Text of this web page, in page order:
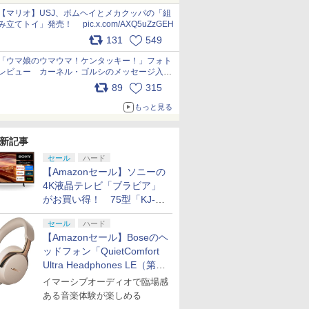
Kgl04hZaeg
マリオ】USJ、ボムヘイとメカクッパの「組
み立てトイ」発売！ pic.x.com/AXQ5uZzGEH
131 549
ウマ娘のウマウマ！ケンタッキー！」フォト
ビュー カーネル・ゴルシのメッセージ入り
ッケージや描き下ろしトレカなどが登場
89 315
もっと見る
記事
セール ハード
【Amazonセール】ソニーの
4K液晶テレビ「ブラビア」
がお買い得！ 75型「KJ-
75X75WL」などラインナッ
プ
セール ハード
【Amazonセール】Boseのヘ
ッドフォン「QuietComfort
Ultra Headphones LE（第2
世代）」などお買い得価格で
登場
イマーシブオーディオで臨場感
ある音楽体験が楽しめる